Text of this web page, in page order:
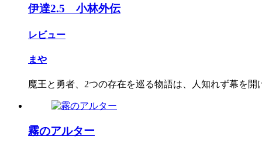
伊達2.5 小林外伝
レビュー
まや
魔王と勇者、2つの存在を巡る物語は、人知れず幕を
霧のアルター